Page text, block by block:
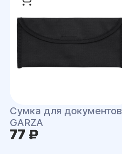
Сумка для документов
GARZA
77 ₽